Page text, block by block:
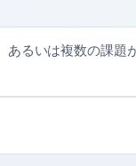
あるいは複数の課題